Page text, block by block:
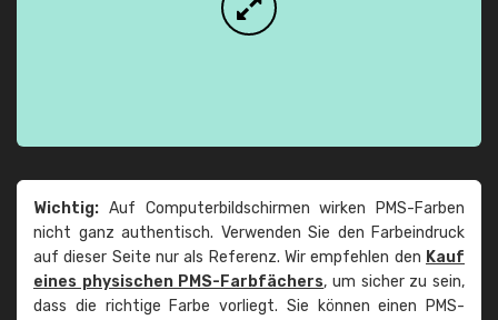
Wichtig: Auf Computerbildschirmen wirken PMS-Farben
nicht ganz authentisch. Verwenden Sie den Farbeindruck
auf dieser Seite nur als Referenz. Wir empfehlen den Kauf
eines physischen PMS-Farbfächers, um sicher zu sein,
dass die richtige Farbe vorliegt. Sie können einen PMS-